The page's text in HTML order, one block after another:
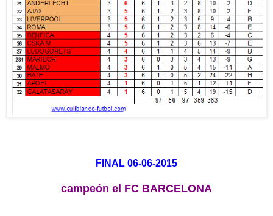
FINAL 06-06-2015
campeón el FC BARCELONA